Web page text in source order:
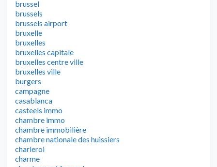
brussel
brussels
brussels airport
bruxelle
bruxelles
bruxelles capitale
bruxelles centre ville
bruxelles ville
burgers
campagne
casablanca
casteels immo
chambre immo
chambre immobilière
chambre nationale des huissiers
charleroi
charme